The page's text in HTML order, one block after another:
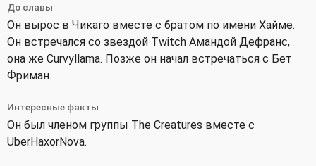
До славы
Он вырос в Чикаго вместе с братом по имени Хайме.
Он встречался со звездой Twitch Амандой Дефранс,
она же Curvyllama. Позже он начал встречаться с Бет
Фриман.
Интересные факты
Он был членом группы The Creatures вместе с
UberHaxorNova.